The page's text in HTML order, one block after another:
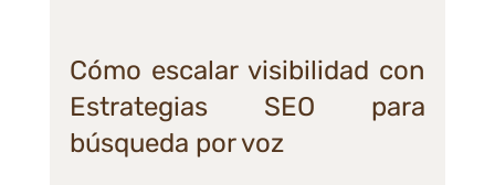
Cómo escalar visibilidad con
Estrategias SEO para
búsqueda por voz